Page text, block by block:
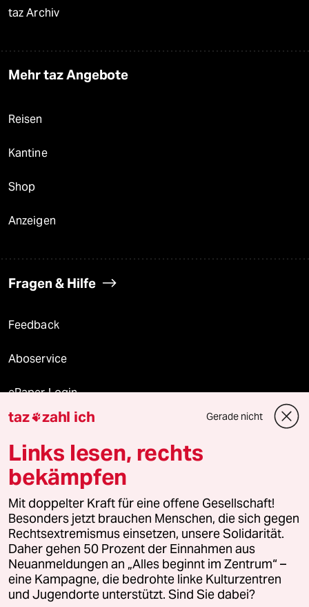
taz Archiv
Mehr taz Angebote
Reisen
Kantine
Shop
Anzeigen
Fragen & Hilfe
Feedback
Aboservice
ePaper Login
Downloads für Abonnierende
© 2026 taz Verlags und Vertriebs GmbH
Alle Rechte vorbehalten. Bei rechtlichen Fragen oder für Genehmigungen
wenden Sie sich bitte an
lizenzen@taz.de
Feedback Redaktionsstatut Kommune-Richtlinien
Leitlinie Informant Datenschutz Impressum AGB
taz zahl ich Gerade nicht
Links lesen, rechts
bekämpfen
Mit doppelter Kraft für eine offene Gesellschaft!
Besonders jetzt brauchen Menschen, die sich gegen
Rechtsextremismus einsetzen, unsere Solidarität.
Daher gehen 50 Prozent der Einnahmen aus
Neuanmeldungen an „Alles beginnt im Zentrum“ –
eine Kampagne, die bedrohte linke Kulturzentren
und Jugendorte unterstützt. Sind Sie dabei?